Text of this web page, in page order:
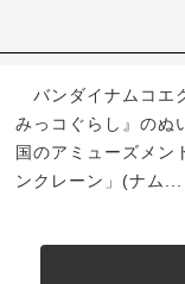
バンダイナムコエ
みっコぐらし』の
国のアミューズメン
ンクレーン」(ナム...